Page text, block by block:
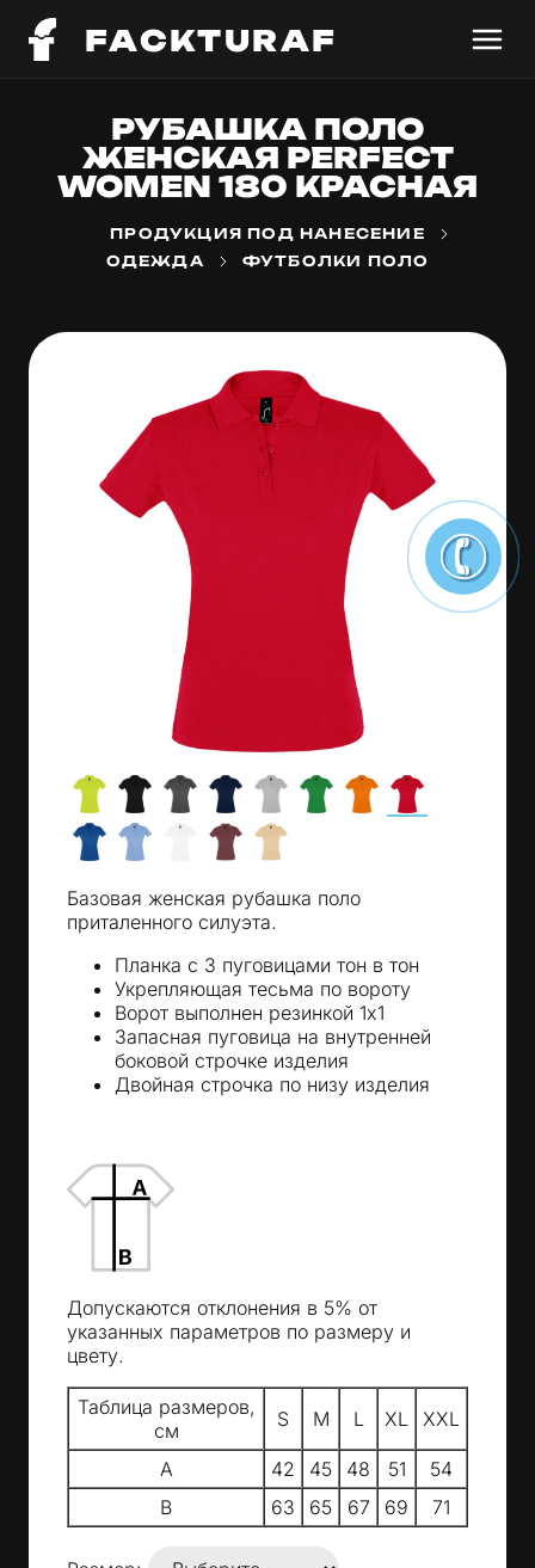
FACKTURAF
РУБАШКА ПОЛО
ЖЕНСКАЯ PERFECT
WOMEN 180 КРАСНАЯ
ПРОДУКЦИЯ ПОД НАНЕСЕНИЕ
ОДЕЖДА
ФУТБОЛКИ ПОЛО
Базовая женская рубашка поло
приталенного силуэта.
Планка с 3 пуговицами тон в тон
Укрепляющая тесьма по вороту
Ворот выполнен резинкой 1х1
Запасная пуговица на внутренней
боковой строчке изделия
Двойная строчка по низу изделия
Допускаются отклонения в 5% от
указанных параметров по размеру и
цвету.
Таблица размеров,
см
S M L XL XXL
A 42 45 48 51
54
B
63 65 67 69 71